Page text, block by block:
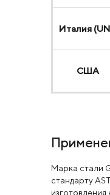
Италия
США
Марка стали
стандарту